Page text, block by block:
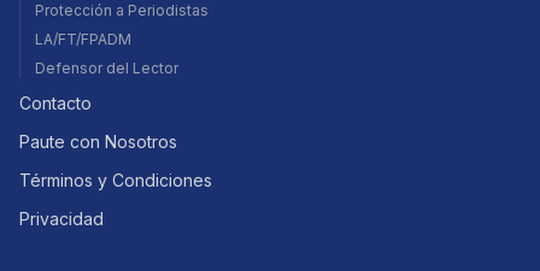
Protección a Periodistas
LA/FT/FPADM
Defensor del Lector
Contacto
Paute con Nosotros
Términos y Condiciones
Privacidad